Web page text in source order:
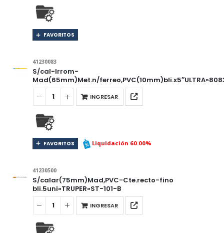
FAVORITOS
41230083
S/cal-Irrom-
Mad(65mm)Met.n/
INGRESAR
FAVORITOS Liquidación 60.00%
41230500
S/calar(75mm)Mad,PVC-Cte.recto-fino
bli.5uni»TRUPER»ST-101-B
INGRESAR